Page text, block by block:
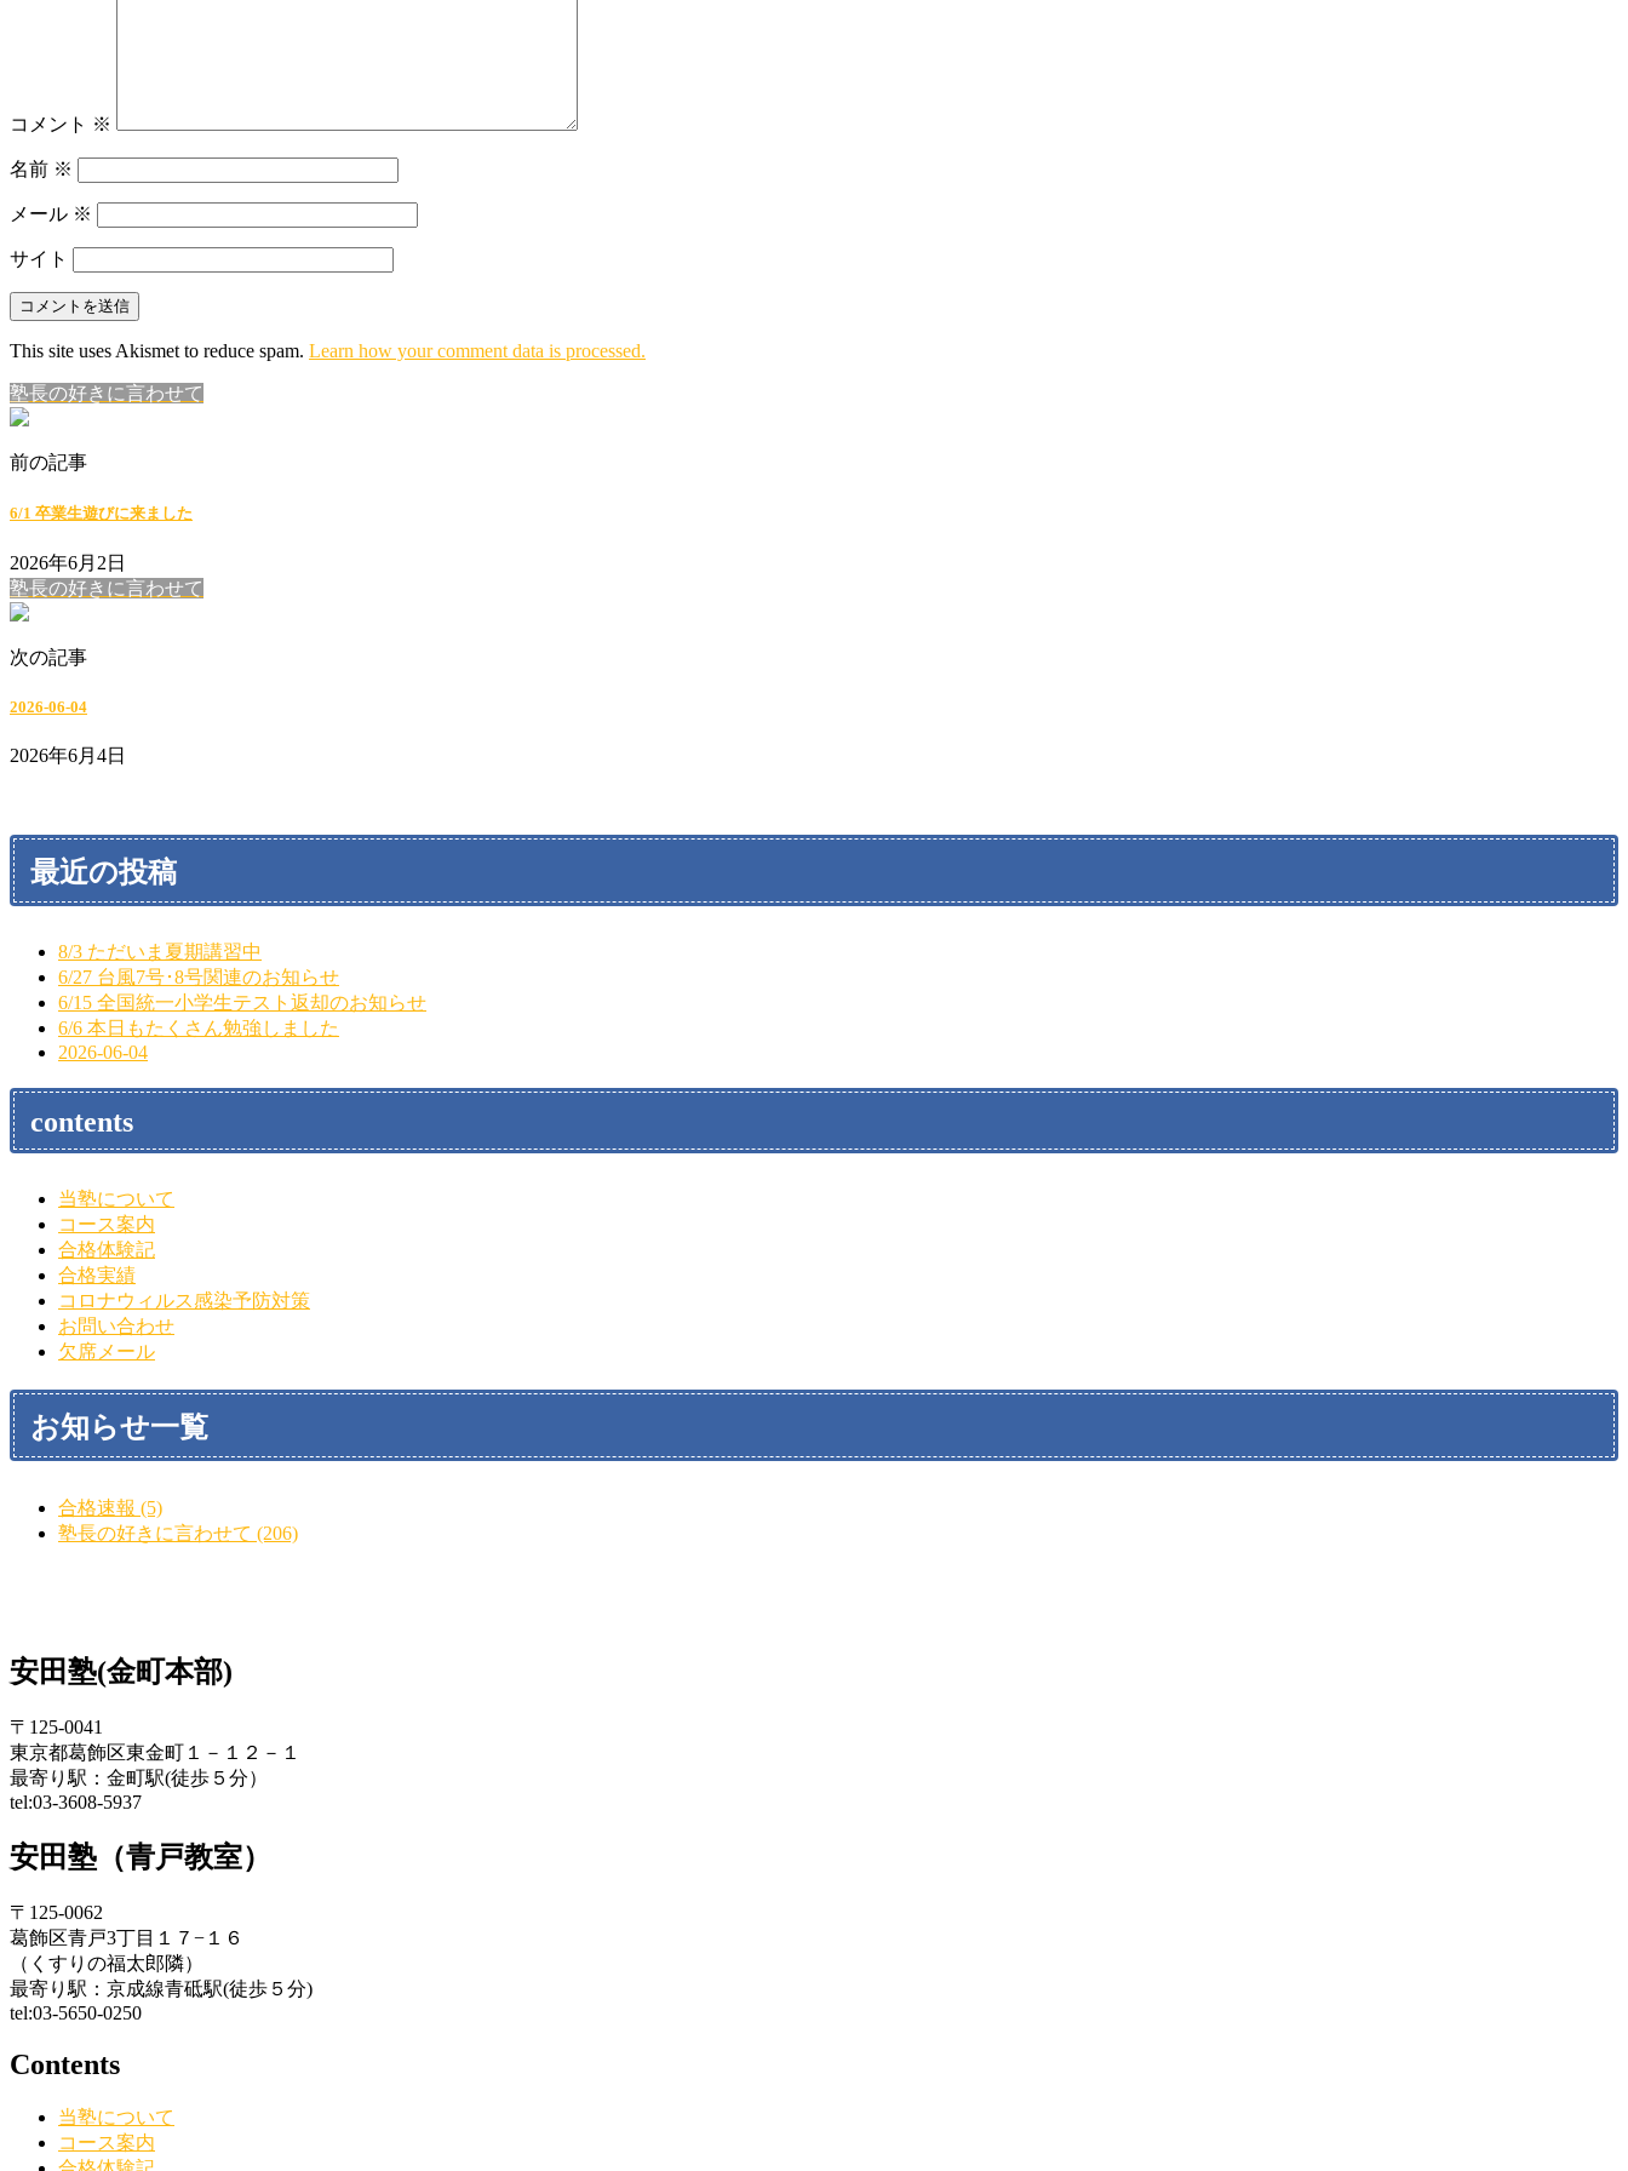
コメント ※
名前 ※
メール ※
サイト
This site uses Akismet to reduce spam. Learn how your comment data is processed.
塾長の好きに言わせて
前の記事
6/1 卒業生遊びに来ました
2026年6月2日
塾長の好きに言わせて
次の記事
2026-06-04
2026年6月4日
最近の投稿
8/3 ただいま夏期講習中
6/27 台風7号･8号関連のお知らせ
6/15 全国統一小学生テスト返却のお知らせ
6/6 本日もたくさん勉強しました
2026-06-04
contents
当塾について
コース案内
合格体験記
合格実績
コロナウィルス感染予防対策
お問い合わせ
欠席メール
お知らせ一覧
合格速報 (5)
塾長の好きに言わせて (206)
安田塾(金町本部)
〒125-0041
東京都葛飾区東金町１－１２－１
最寄り駅：金町駅(徒歩５分）
tel:03-3608-5937
安田塾（青戸教室）
〒125-0062
葛飾区青戸3丁目１７−１６
（くすりの福太郎隣）
最寄り駅：京成線青砥駅(徒歩５分)
tel:03-5650-0250
Contents
当塾について
コース案内